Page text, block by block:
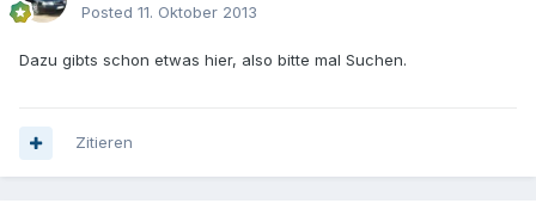
Posted 11. Oktober 2013
Dazu gibts schon etwas hier, also bitte mal Suchen.
Zitieren